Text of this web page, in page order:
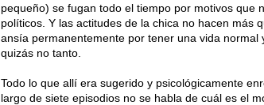
pequeño) se fugan todo el tiempo por motivos que
políticos. Y las actitudes de la chica no hacen más
ansía permanentemente por tener una vida
quizás no tanto.
Todo lo que allí era sugerido y psicológicamente
largo de siete episodios no se habla de cuál es el